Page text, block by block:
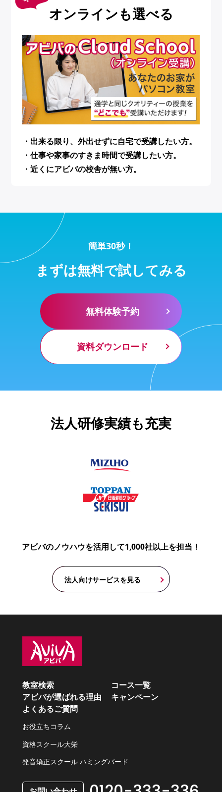
オンラインも選べる
・出来る限り、外出せずに自宅で受講したい方。
・仕事や家事のすきま時間で受講したい方。
・近くにアビバの校舎が無い方。
簡単30秒！
まずは無料で試してみる
無料体験予約
資料ダウンロード
法人研修実績も充実
アビバのノウハウを活用して1,000社以上を担当！
法人向けサービスを見る
教室検索
コース一覧
アビバが選ばれる理由
キャンペーン
よくあるご質問
お役立ちコラム
資格スクール大栄
発音矯正スクール ハミングバード